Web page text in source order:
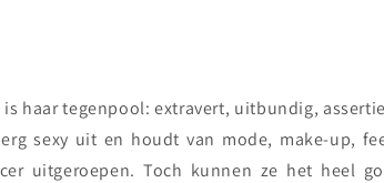
is haar tegenpool: extravert, uitbundig,
sexy uit en houdt van mode, make-up,
uitgeroepen. Toch kunnen ze het heel